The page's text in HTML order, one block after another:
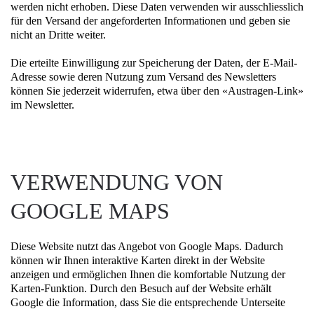
werden nicht erhoben. Diese Daten verwenden wir ausschliesslich
für den Versand der angeforderten Informationen und geben sie
nicht an Dritte weiter.
Die erteilte Einwilligung zur Speicherung der Daten, der E-Mail-
Adresse sowie deren Nutzung zum Versand des Newsletters
können Sie jederzeit widerrufen, etwa über den «Austragen-Link»
im Newsletter.
VERWENDUNG VON
GOOGLE MAPS
Diese Website nutzt das Angebot von Google Maps. Dadurch
können wir Ihnen interaktive Karten direkt in der Website
anzeigen und ermöglichen Ihnen die komfortable Nutzung der
Karten-Funktion. Durch den Besuch auf der Website erhält
Google die Information, dass Sie die entsprechende Unterseite